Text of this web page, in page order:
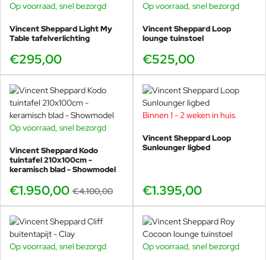
Op voorraad, snel bezorgd
Vincent Sheppard Light My
Table tafelverlichting
€295,00
Op voorraad, snel bezorgd
Vincent Sheppard Loop
lounge tuinstoel
€525,00
SHOWMODEL
Op voorraad, snel bezorgd
Vincent Sheppard Kodo
tuintafel 210x100cm -
keramisch blad - Showmodel
€1.950,00 €4.100,00
Binnen 1 - 2 weken in huis
Vincent Sheppard Loop
Sunlounger ligbed
€1.395,00
Op voorraad, snel bezorgd Op voorraad, snel bezorgd